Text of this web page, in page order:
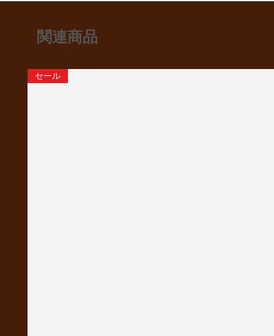
関連商品
セール